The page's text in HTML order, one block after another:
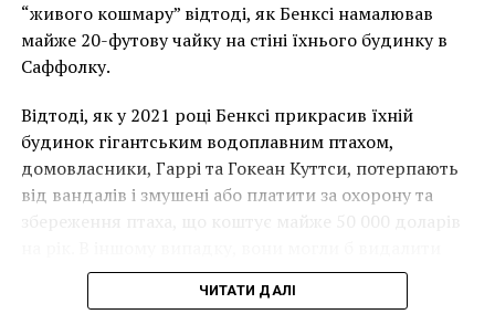
Вид на море у
Схевенингена
Отметим, что 13 лет назад правоохранительные
органы Нидерландов арестовали двух местных
жителей, которых впоследствии признали
виновными в краже этих произведений и
приговорили к 4,5 годам тюремного заключения.
“живого кошмару” відтоді, як Бенксі намалював
майже 20-футову чайку на стіні їхнього будинку в
Саффолку.
Відтоді, як у 2021 році Бенксі прикрасив їхній
будинок гігантським водоплавним птахом,
домовласники, Гаррі та Гокеан Куттси, потерпають
від вандалів і змушені або платити за охорону та
збереження птаха, що коштує майже 50 000 доларів
мурал, що може коштувати до чверті мільйона
доларів.
ЧИТАТИ ДАЛІ